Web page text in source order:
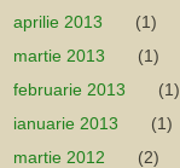
aprilie 2013
(1)
martie 2013
(1)
februarie 2013
(1)
ianuarie 2013
(1)
martie 2012
(2)